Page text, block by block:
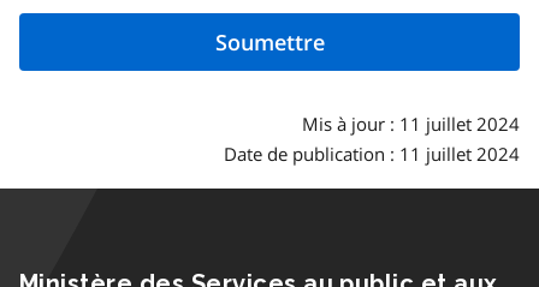
Mis à jour : 11 juillet 2024
Date de publication : 11 juillet 2024